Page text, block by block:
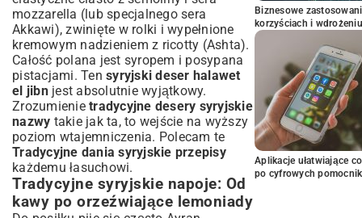
mozzarella (lub specjalnego sera
Akkawi), zwinięte w rolki i wypełnione
kremowym nadzieniem z ricotty (Ashta).
Całość polana jest syropem i posypana
pistacjami. Ten syryjski deser halawet
el jibnjest absolutnie wyjątkowy.
Zrozumienie tradycyjne desery syryjskie
nazwy takie jak ta, to wejście na wyższy
poziom wtajemniczenia. Polecam te
Tradycyjne dania syryjskie przepisy
każdemu łasuchowi.
Tradycyjne syryjskie napoje: Od
kawy po orzeźwiające lemoniady
Biznesowe
korzyściach i wdrożeniu
Aplikacje ułatwiające
po cyfrowych